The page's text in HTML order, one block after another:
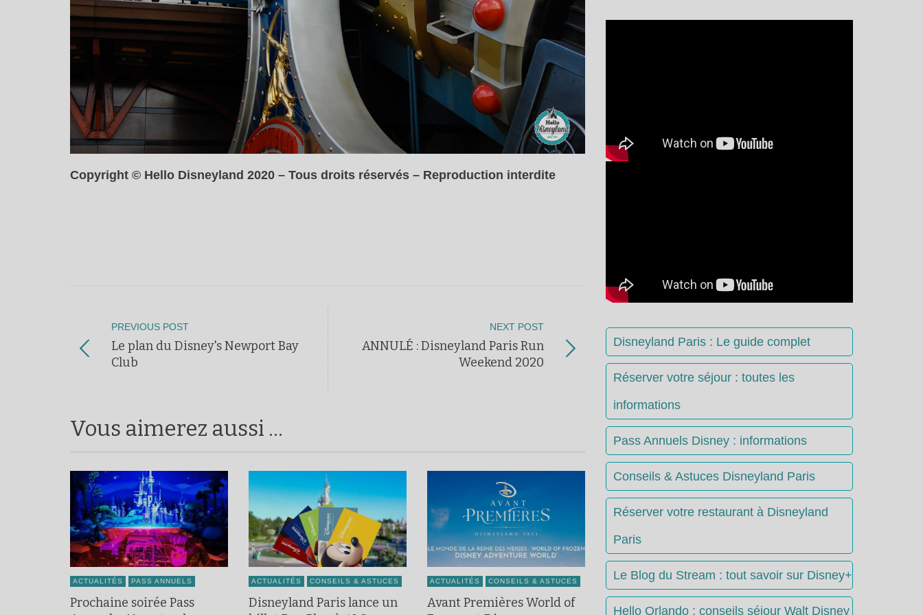
Copyright © Hello Disneyland 2020 – Tous droits réservés – Reproduction interdite
PREVIOUS POST
Le plan du Disney's Newport Bay
Club
NEXT POST
ANNULÉ : Disneyland Paris Run
Weekend 2020
Vous aimerez aussi ...
ACTUALITÉS PASS ANNUELS
Prochaine soirée Pass
ACTUALITÉS CONSEILS & ASTUCES
Disneyland Paris lance un
ACTUALITÉS CONSEILS & ASTUCES
Avant Premières World of
Disneyland Paris : Le guide complet
Réserver votre séjour : toutes les
informations
Pass Annuels Disney : informations
Conseils & Astuces Disneyland Paris
Réserver votre restaurant à Disneyland
Paris
Le Blog du Stream : tout savoir sur Disney+
Hello Orlando : conseils séjour Walt Disney